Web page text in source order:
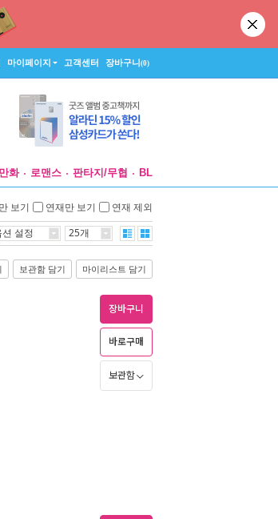
마이페이지 고객센터 장바구니(0)
만화 로맨스 판타지/무협 BL
보기 연재만 보기 연재 제외
션 설정 25개
보관함 담기 마이리스트 담기
장바구니
바로구매
보관함